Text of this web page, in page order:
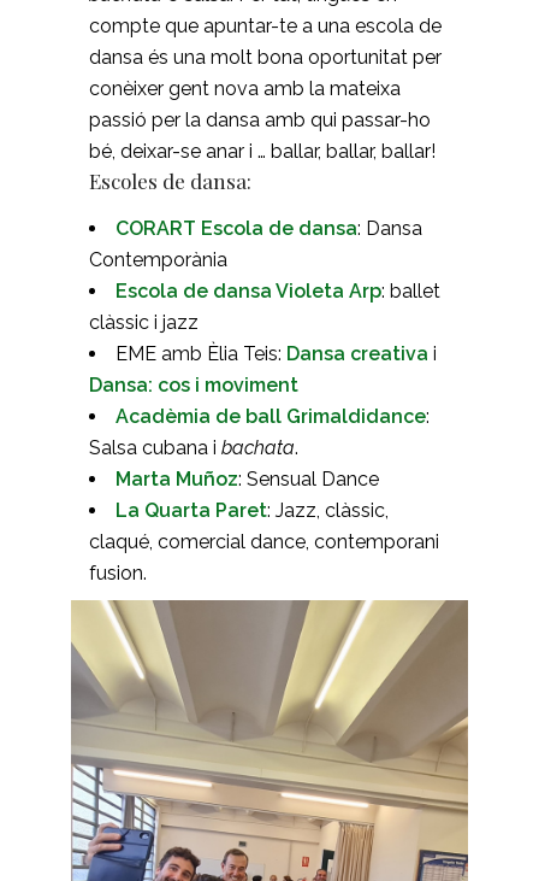
compte que apuntar-te a una escola de
dansa és una molt bona oportunitat per
conèixer gent nova amb la mateixa
passió per la dansa amb qui passar-ho
bé, deixar-se anar i … ballar, ballar, ballar!
Escoles de dansa:
CORART Escola de dansa: Dansa
Contemporània
Escola de dansa Violeta Arp: ballet
clàssic i jazz
EME amb Èlia Teis: Dansa creativa i
Dansa: cos i moviment
Acadèmia de ball Grimaldidance:
Salsa cubana i bachata.
Marta Muñoz: Sensual Dance
La Quarta Paret: Jazz, clàssic,
claqué, comercial dance, contemporani
fusion.